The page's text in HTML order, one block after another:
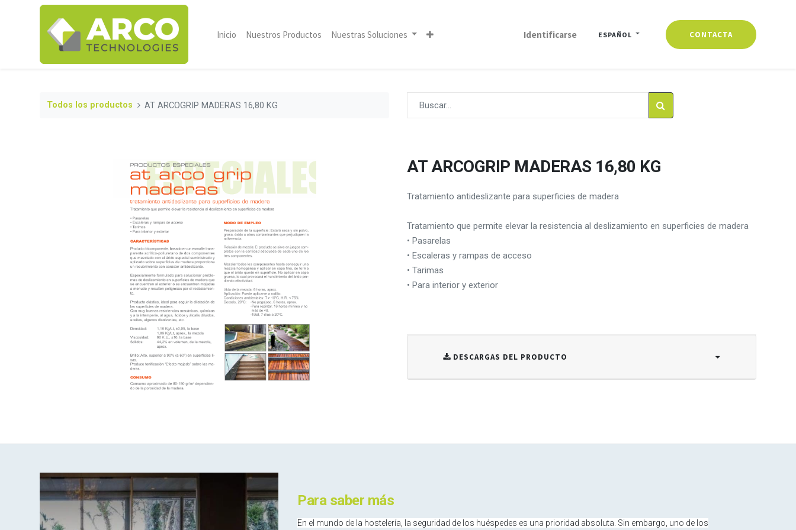
Inicio Nuestros Productos Nuestras Soluciones Identificarse ESPAÑOL CONTACTA
Todos los productos AT ARCOGRIP MADERAS 16,80 KG
AT ARCOGRIP MADERAS 16,80 KG
Tratamiento antideslizante para superficies de madera
Tratamiento que permite elevar la resistencia al deslizamiento en superficies de madera
• Pasarelas
• Escaleras y rampas de acceso
• Tarimas
• Para interior y exterior
DESCARGAS DEL PRODUCTO
Para saber más
En el mundo de la hostelería, la seguridad de los huéspedes es una prioridad absoluta. Sin embargo, uno de los